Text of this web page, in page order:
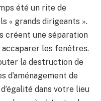
été un rite de
« grands dirigeants ».
créent une séparation
les fenêtres.
la destruction de
d’aménagement de
dans votre lieu